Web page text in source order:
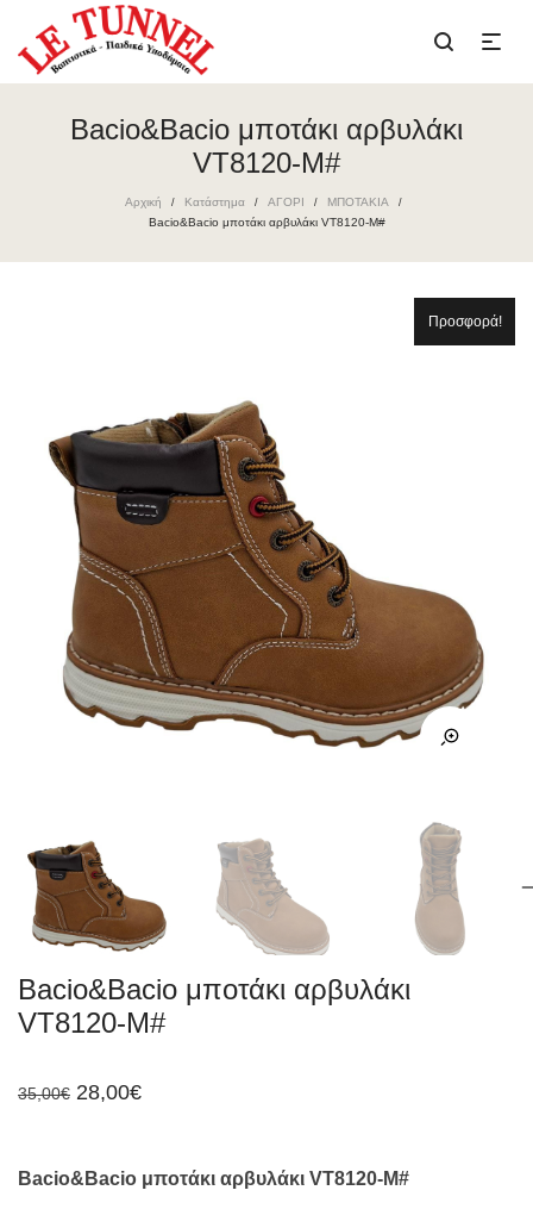
Bacio&Bacio μποτάκι αρβυλάκι
VT8120-M#
Αρχική / Κατάστημα / ΑΓΟΡΙ / ΜΠΟΤΑΚΙΑ /
Bacio&Bacio μποτάκι αρβυλάκι VT8120-M#
Προσφορά!
Bacio&Bacio μποτάκι αρβυλάκι
VT8120-M#
35,00€ Original
28,00€Η
28,00€.
Bacio&Bacio μποτάκι αρβυλάκι VT8120-M#